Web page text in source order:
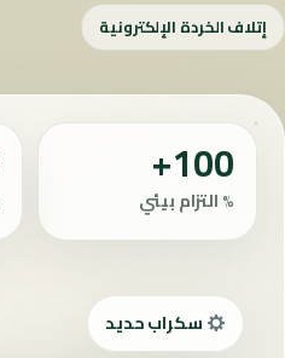
إتلاف الخردة الإلكترونية
100+
% التزام بيئي
سكراب حديد